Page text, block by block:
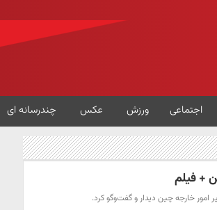
اجتماعی ورزش عکس چندرسانه ای
+ فیلم
امور خارجه چین دیدار و گفت‌و‌گو کرد.